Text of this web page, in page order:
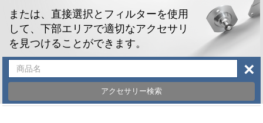
または、直接選択とフィルターを使用
して、下部エリアで適切なアクセサリ
を見つけることができます。
アクセサリー検索
×